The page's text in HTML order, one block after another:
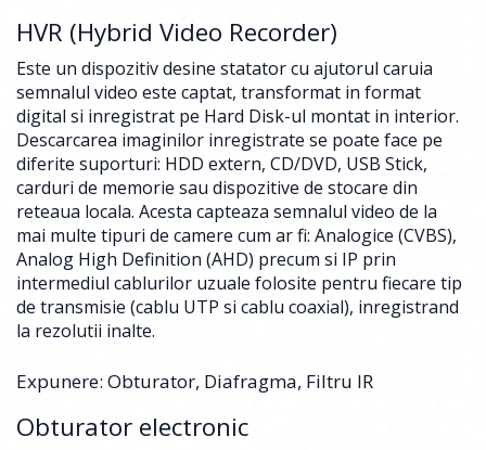
HVR (Hybrid Video Recorder)
Este un dispozitiv desine statator cu ajutorul caruia
semnalul video este captat, transformat in format
digital si inregistrat pe Hard Disk-ul montat in interior.
Descarcarea imaginilor inregistrate se poate face pe
diferite suporturi: HDD extern, CD/DVD, USB Stick,
carduri de memorie sau dispozitive de stocare din
reteaua locala. Acesta capteaza semnalul video de la
mai multe tipuri de camere cum ar fi: Analogice (CVBS),
Analog High Definition (AHD) precum si IP prin
intermediul cablurilor uzuale folosite pentru fiecare tip
de transmisie (cablu UTP si cablu coaxial), inregistrand
la rezolutii inalte.
Expunere: Obturator, Diafragma, Filtru IR
Obturator electronic